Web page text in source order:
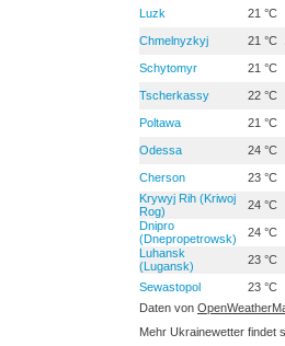
Luzk 21 °C
Chmelnyzkyj 21 °C
Schytomyr 21 °C
Tscherkassy 22 °C
Poltawa 21 °C
Odessa 24 °C
Cherson 23 °C
Krywyj Rih (Kriwoj
Rog)
24 °C
Dnipro
(Dnepropetrowsk)
24 °C
Luhansk
(Lugansk)
23 °C
Sewastopol 23 °C
Daten von
Mehr Ukrainewetter findet